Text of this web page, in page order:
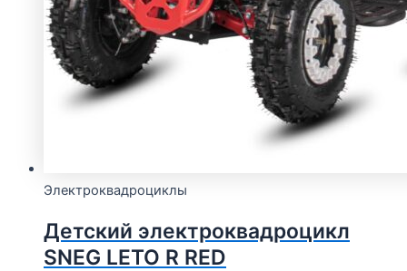
Электроквадроциклы
Детский электроквадроцикл
SNEG LETO R RED